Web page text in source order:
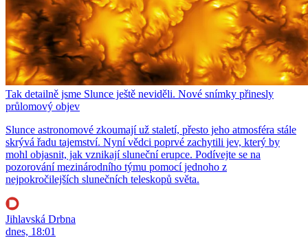
Tak detailně jsme Slunce ještě neviděli. Nové snímky přinesly
průlomový objev
Slunce astronomové zkoumají už staletí, přesto jeho atmosféra stále
skrývá řadu tajemství. Nyní vědci poprvé zachytili jev, který by
mohl objasnit, jak vznikají sluneční erupce. Podívejte se na
pozorování mezinárodního týmu pomocí jednoho z
nejpokročilejších slunečních teleskopů světa.
Jihlavská Drbna
dnes, 18:01